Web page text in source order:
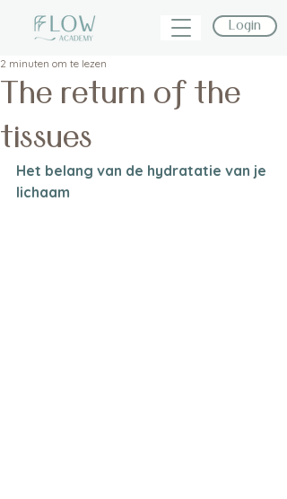
Login
The return of the
tissues
2 minuten om te lezen
Het belang van de hydratatie van je
lichaam